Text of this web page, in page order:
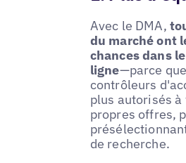
Avec le DMA,
du marché ont
chances dans
ligne—parce
contrôleurs
plus autorisés
propres offres,
de recherche.